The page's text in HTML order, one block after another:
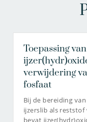
Toepassing
verwijdering
fosfaat
Bij de bereiding
ijzerslib als
bevat